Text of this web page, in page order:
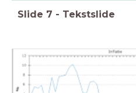
Slide 7 - Tekstslide